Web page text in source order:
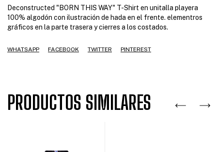
Deconstructed "BORN THIS WAY" T-Shirt en unitalla playera
100% algodón con ilustración de hada en el frente. elementros
gráficos en la parte trasera y cierres a los costados.
WHATSAPP FACEBOOK TWITTER PINTEREST
PRODUCTOS SIMILARES